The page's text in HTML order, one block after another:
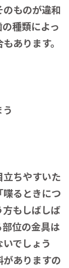
ものが違和
種類によっ
あります。
ちやすいた
るときにつ
もしばしば
位の金具は
でしょう
ありますの